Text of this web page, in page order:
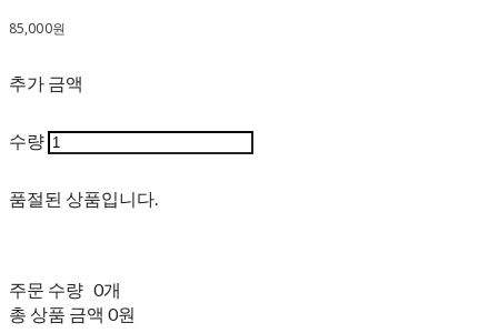
85,000원
추가 금액
수량
품절된 상품입니다.
주문 수량 0개
총 상품 금액 0원